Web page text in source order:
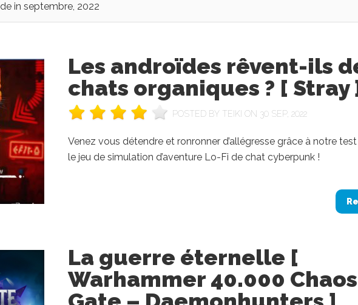
in septembre, 2022
Les androïdes rêvent-ils
chats organiques ? [ Stray
POSTED BY TEIKI ON 30 SEP, 2022
Venez vous détendre et ronronner d’allégresse grâce à notre
le jeu de simulation d’aventure Lo-Fi de chat cyberpunk !
La guerre éternelle [
Warhammer 40.000 Chaos